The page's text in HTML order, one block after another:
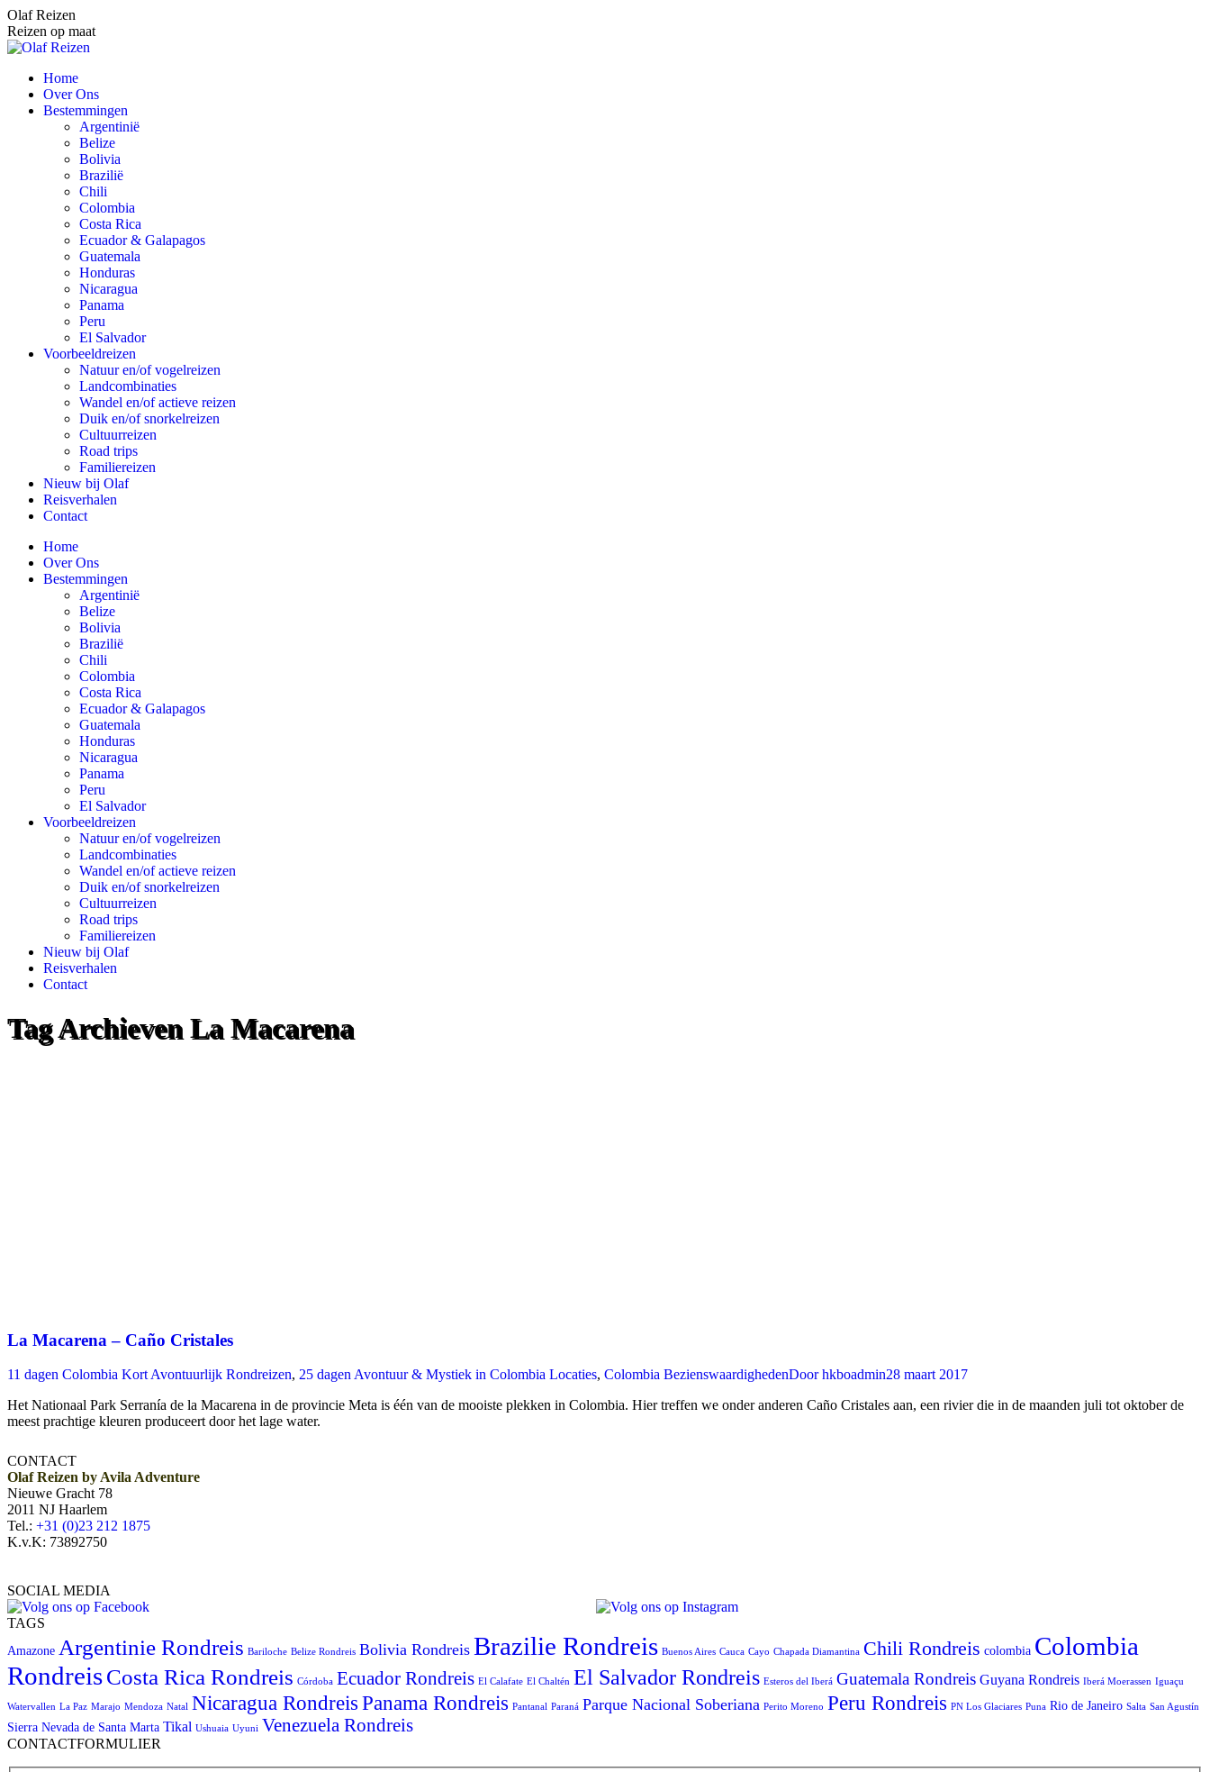
Spring
naar
content
Olaf Reizen
Reizen op maat
Home
Over Ons
Bestemmingen
Argentinië
Belize
Bolivia
Brazilië
Chili
Colombia
Costa Rica
Ecuador & Galapagos
Guatemala
Honduras
Nicaragua
Panama
Peru
El Salvador
Voorbeeldreizen
Natuur en/of vogelreizen
Landcombinaties
Wandel en/of actieve reizen
Duik en/of snorkelreizen
Cultuurreizen
Road trips
Familiereizen
Nieuw bij Olaf
Reisverhalen
Contact
Home
Over Ons
Bestemmingen
Argentinië
Belize
Bolivia
Brazilië
Chili
Colombia
Costa Rica
Ecuador & Galapagos
Guatemala
Honduras
Nicaragua
Panama
Peru
El Salvador
Voorbeeldreizen
Natuur en/of vogelreizen
Landcombinaties
Wandel en/of actieve reizen
Duik en/of snorkelreizen
Cultuurreizen
Road trips
Familiereizen
Nieuw bij Olaf
Reisverhalen
Contact
Tag Archieven La Macarena
La Macarena – Caño Cristales
11 dagen Colombia Kort Avontuurlijk Rondreizen, 25 dagen Avontuur & Mystiek in Colombia Locaties, Colombia BezienswaardighedenDoorhkboadmin28 maart 2017
Het Nationaal Park Serranía de la Macarena in de provincie Meta is één van de mooiste plekken in Colombia. Hier treffen we onder anderen Caño Cristales aan, een rivier die in de maanden juli tot oktober de
meest prachtige kleuren produceert door het lage water.
CONTACT
Olaf Reizen by Avila Adventure
Nieuwe Gracht 78
2011 NJ Haarlem
Tel.: +31 (0)23 212 1875
K.v.K: 73892750
SOCIAL MEDIA
TAGS
Amazone Argentinie Rondreis Bariloche Belize Rondreis Bolivia Rondreis Brazilie Rondreis Buenos Aires Cauca Cayo Chapada Diamantina Chili Rondreis colombia Colombia
RondreisCosta Rica Rondreis Córdoba Ecuador Rondreis El Calafate El Chaltén El Salvador Rondreis Esteros del Iberá Guatemala Rondreis Guyana Rondreis Iberá Moerassen Iguaçu
Watervallen La Paz Marajo Mendoza Natal Nicaragua Rondreis Panama Rondreis Pantanal Paraná Parque Nacional Soberiana Perito Moreno Peru Rondreis PN Los Glaciares Puna Rio de Janeiro Salta San Agustín
Sierra Nevada de Santa Marta Tikal Ushuaia Uyuni Venezuela Rondreis
CONTACTFORMULIER